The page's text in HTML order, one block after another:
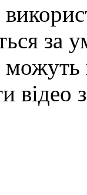
відео